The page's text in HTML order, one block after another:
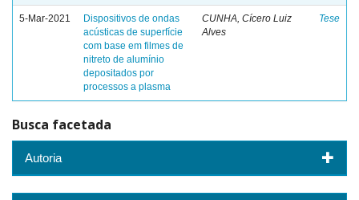
5-Mar-2021
Dispositivos de ondas
acústicas de superfície
com base em filmes de
nitreto de alumínio
depositados por
processos a plasma
CUNHA, Cícero Luiz
Alves
Tese
Busca facetada
Autoria